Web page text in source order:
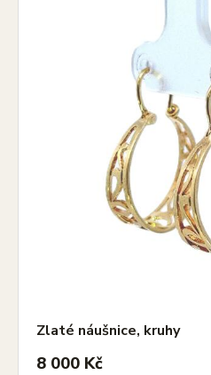
Zlaté náušnice, kruhy
8 000 Kč